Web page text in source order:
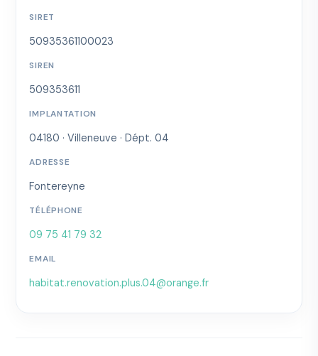
SIRET
50935361100023
SIREN
509353611
IMPLANTATION
04180 · Villeneuve · Dépt. 04
ADRESSE
Fontereyne
TÉLÉPHONE
09 75 41 79 32
EMAIL
habitat.renovation.plus.04@orange.fr